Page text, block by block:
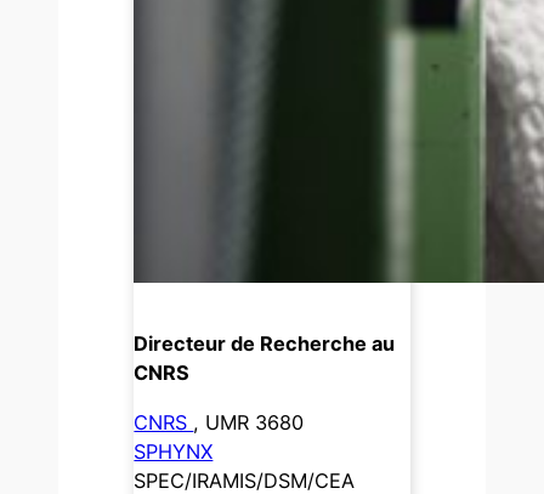
Directeur de Recherche au
CNRS
CNRS , UMR 3680
SPHYNX
SPEC/IRAMIS/DSM/CEA